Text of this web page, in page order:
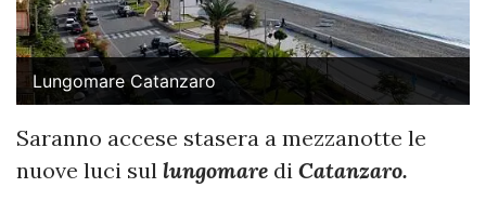
Lungomare Catanzaro
Saranno accese stasera a mezzanotte le
nuove luci sul lungomare di Catanzaro.